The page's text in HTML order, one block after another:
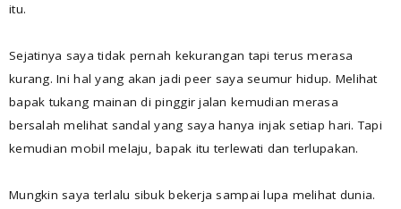
itu.
Sejatinya saya tidak pernah kekurangan tapi terus merasa
kurang. Ini hal yang akan jadi peer saya seumur hidup. Melihat
bapak tukang mainan di pinggir jalan kemudian merasa
bersalah melihat sandal yang saya hanya injak setiap hari. Tapi
kemudian mobil melaju, bapak itu terlewati dan terlupakan.
Mungkin saya terlalu sibuk bekerja sampai lupa melihat dunia.